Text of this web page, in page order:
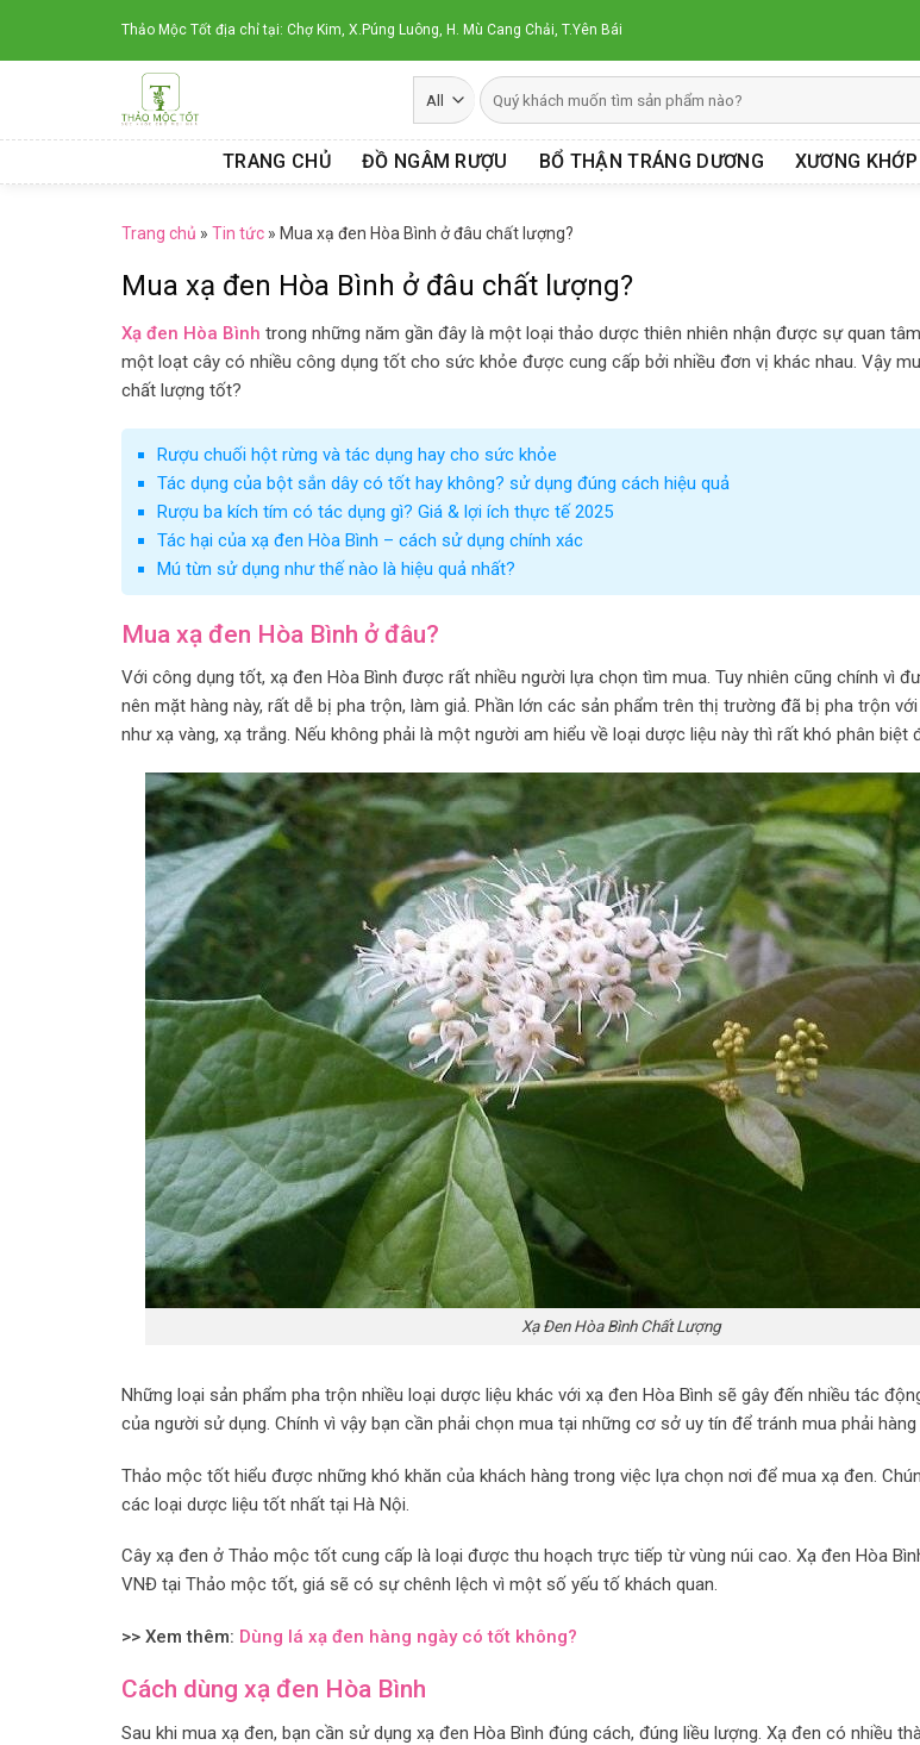
Thảo Mộc Tốt địa chỉ tại: Chợ Kim, X.Púng Luông, H. Mù Cang Chải, T.Yên Bái
TRANG CHỦ ĐỒ NGÂM RƯỢU BỔ THẬN TRÁNG DƯƠNG XƯƠNG KHỚP
Trang chủ » Tin tức » Mua xạ đen Hòa Bình ở đâu chất lượng?
Mua xạ đen Hòa Bình ở đâu chất lượng?
Xạ đen Hòa Bình trong những năm gần đây là một loại thảo dược thiên nhiên nhận được sự quan
một loạt cây có nhiều công dụng tốt cho sức khỏe được cung cấp bởi nhiều đơn vị khác nhau. Vậy
chất lượng tốt?
Rượu chuối hột rừng và tác dụng hay cho sức khỏe
Tác dụng của bột sắn dây có tốt hay không? sử dụng đúng cách hiệu quả
Rượu ba kích tím có tác dụng gì? Giá & lợi ích thực tế 2025
Tác hại của xạ đen Hòa Bình – cách sử dụng chính xác
Mú từn sử dụng như thế nào là hiệu quả nhất?
Mua xạ đen Hòa Bình ở đâu?
Với công dụng tốt, xạ đen Hòa Bình được rất nhiều người lựa chọn tìm mua. Tuy nhiên cũng chính vì
nên mặt hàng này, rất dễ bị pha trộn, làm giả. Phần lớn các sản phẩm trên thị trường đã bị pha trộn
như xạ vàng, xạ trắng. Nếu không phải là một người am hiểu về loại dược liệu này thì rất khó phân biệt
Xạ Đen Hòa Bình Chất Lượng
Những loại sản phẩm pha trộn nhiều loại dược liệu khác với xạ đen Hòa Bình sẽ gây đến nhiều tác
của người sử dụng. Chính vì vậy bạn cần phải chọn mua tại những cơ sở uy tín để tránh mua phải hàng
Thảo mộc tốt hiểu được những khó khăn của khách hàng trong việc lựa chọn nơi để mua xạ đen.
các loại dược liệu tốt nhất tại Hà Nội.
Cây xạ đen ở Thảo mộc tốt cung cấp là loại được thu hoạch trực tiếp từ vùng núi cao. Xạ đen Hòa
VNĐ tại Thảo mộc tốt, giá sẽ có sự chênh lệch vì một số yếu tố khách quan.
>> Xem thêm: Dùng lá xạ đen hàng ngày có tốt không?
Cách dùng xạ đen Hòa Bình
Sau khi mua xạ đen, bạn cần sử dụng xạ đen Hòa Bình đúng cách, đúng liều lượng. Xạ đen có nhiều